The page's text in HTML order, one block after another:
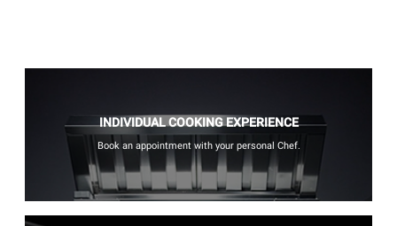
INDIVIDUAL COOKING EXPERIENCE
Book an appointment with your personal Chef.